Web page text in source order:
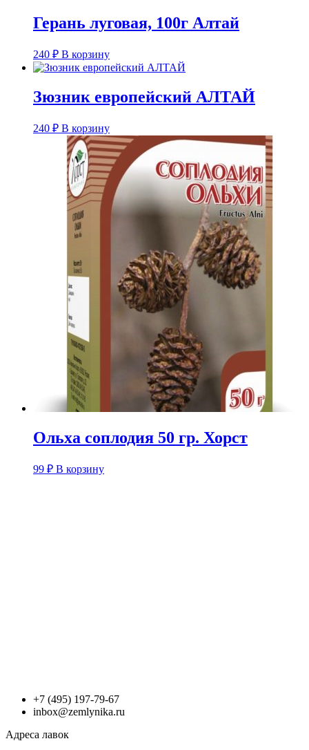
Герань луговая, 100г Алтай
240 ₽ В корзину
Зюзник европейский АЛТАЙ
240 ₽ В корзину
Ольха соплодия 50 гр. Хорст
99 ₽ В корзину
+7 (495) 197-79-67
inbox@zemlynika.ru
Адреса лавок